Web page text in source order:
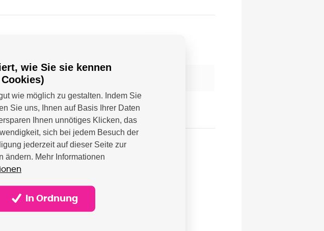
5, 1101 BA Amsterdam, NL; info@epson.nl
wie Sie sie kennen
wie möglich zu gestalten. Indem Sie
Sie uns, Ihnen auf Basis Ihrer Daten
Ihnen unnötiges Klicken, das
sich bei jedem Besuch der
jederzeit auf dieser Seite zur
ändern. Mehr Informationen
In Ordnung